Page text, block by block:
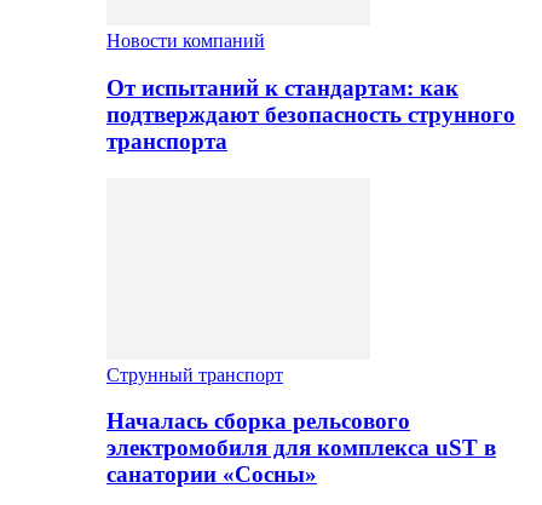
Новости компаний
От испытаний к стандартам: как
подтверждают безопасность струнного
транспорта
Струнный транспорт
Началась сборка рельсового
электромобиля для комплекса uST в
санатории «Сосны»